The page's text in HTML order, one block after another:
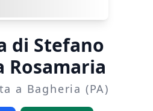
di Stefano
Rosamaria
a Bagheria (PA)